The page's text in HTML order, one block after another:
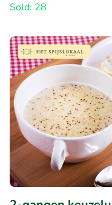
Sold: 28